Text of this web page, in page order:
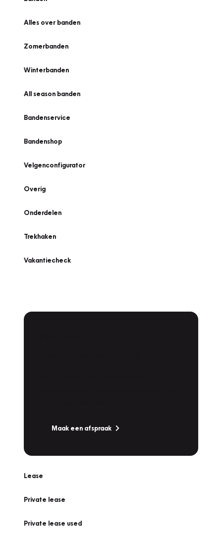
Alles over banden
Zomerbanden
Winterbanden
All season banden
Bandenservice
Bandenshop
Velgenconfigurator
Overig
Onderdelen
Trekhaken
Vakantiecheck
Maak een afspraak
Lease
Private lease
Private lease used